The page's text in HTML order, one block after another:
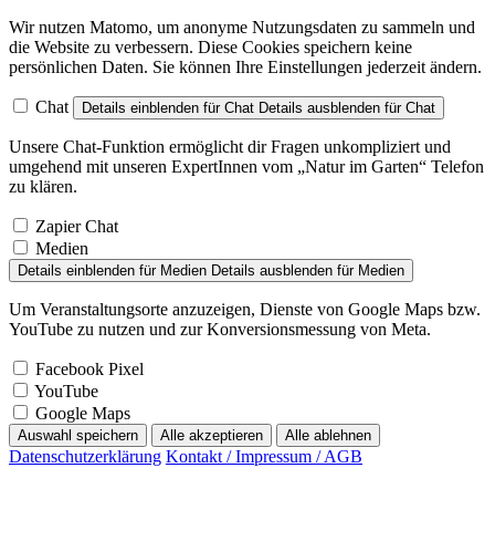
Wir nutzen Matomo, um anonyme Nutzungsdaten zu sammeln und
die Website zu verbessern. Diese Cookies speichern keine
persönlichen Daten. Sie können Ihre Einstellungen jederzeit ändern.
Chat Details einblenden für Chat Details ausblenden für Chat
Unsere Chat-Funktion ermöglicht dir Fragen unkompliziert und
umgehend mit unseren ExpertInnen vom „Natur im Garten“ Telefon
zu klären.
Zapier Chat
Medien
Details einblenden für Medien Details ausblenden für Medien
Um Veranstaltungsorte anzuzeigen, Dienste von Google Maps bzw.
YouTube zu nutzen und zur Konversionsmessung von Meta.
Facebook Pixel
YouTube
Google Maps
Auswahl speichern Alle akzeptieren Alle ablehnen
Datenschutzerklärung Kontakt / Impressum / AGB